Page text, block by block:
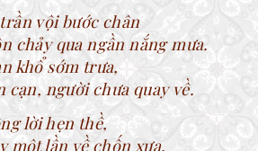
vội bước chân
chảy qua ngần nắng mưa.
khổ sớm trưa,
cạn, người chưa quay về.
lời hẹn thề,
một lần về chốn xưa.